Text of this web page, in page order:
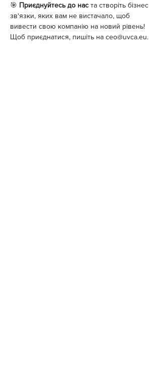
🎯 Приєднуйтесь до нас та створіть бізнес
зв'язки, яких вам не вистачало, щоб
вивести свою компанію на новий рівень!
Щоб приєднатися, пишіть на ceo@uvca.eu.